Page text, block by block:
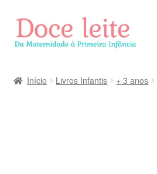
Pular
para
navegação
Pular
para
o
Início Livros Infantis + 3 anos